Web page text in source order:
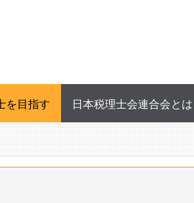
を目指す 日本税理士会連合会とは